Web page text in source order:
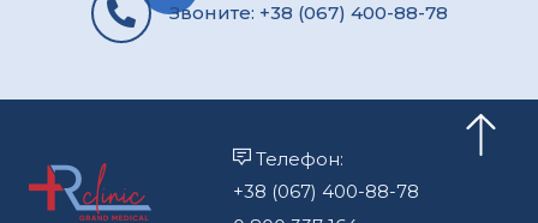
Звоните: +38 (067) 400-88-78
Телефон:
+38 (067) 400-88-78